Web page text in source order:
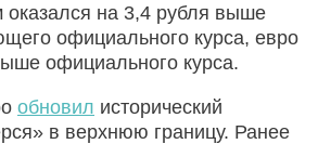
оказался на 3,4 рубля выше
официального курса, евро
официального курса.
обновил исторический
в верхнюю границу. Ранее